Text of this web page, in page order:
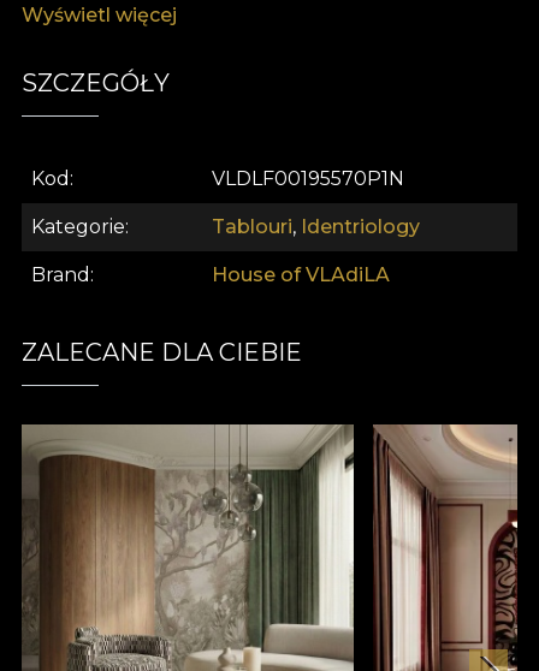
pentru colecționarii care apreciază estetica
sofisticată.
Wyświetl więcej
SZCZEGÓŁY
Kod VLDLF00195570P1N
Kategorie Tablouri, Identriology
Brand House of VLAdiLA
ZALECANE DLA CIEBIE